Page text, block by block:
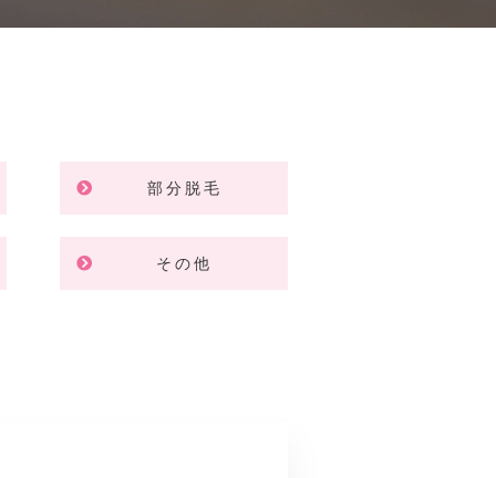
部分脱毛
その他